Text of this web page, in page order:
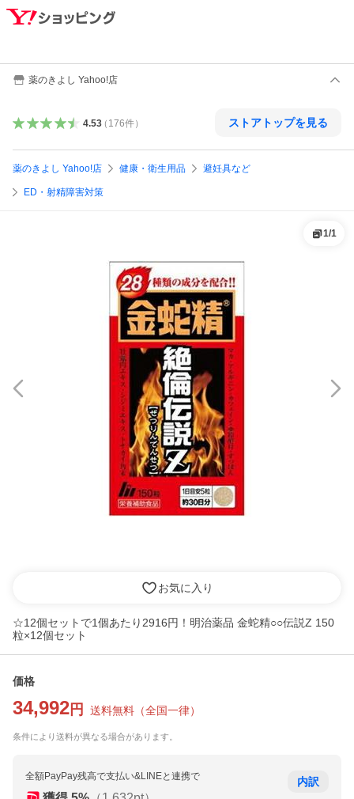
薬のきよし Yahoo!店
4.53（ 176件） ストアトップを見る
薬のきよし Yahoo!店 健康・衛生用品 避妊具など
ED・射精障害対策
1/1
お気に入り
☆12個セットで1個あたり2916円！明治薬品 金蛇精○○伝説Z 150
粒×12個セット
価格
34,992 円 送料無料 （全国一律）
条件により送料が異なる場合があります。
全額PayPay残高で支払い&LINEと連携で 内訳